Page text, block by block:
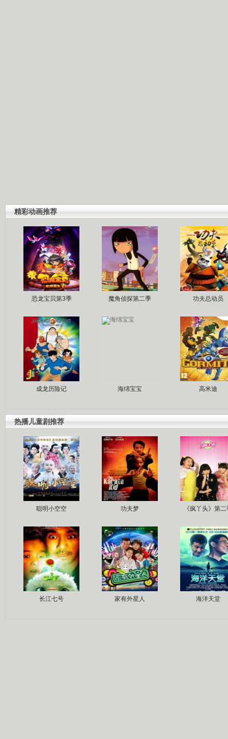
精彩动画推荐
恐龙宝贝第3季 魔角侦探第二季 功夫总动员
成龙历险记 海绵宝宝 高米迪
热播儿童剧推荐
聪明小空空 功夫梦 《疯丫头》第二
长江七号 家有外星人 海洋天堂